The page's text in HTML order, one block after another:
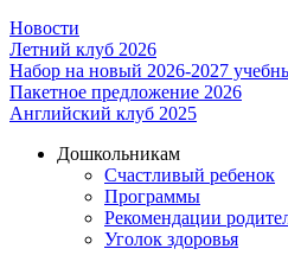
Новости
Летний клуб 2026
Набор на новый 2026-2027
Пакетное предложение 2026
Английский клуб 2025
Дошкольникам
Счастливый ребенок
Программы
Рекомендации
Уголок здоровья